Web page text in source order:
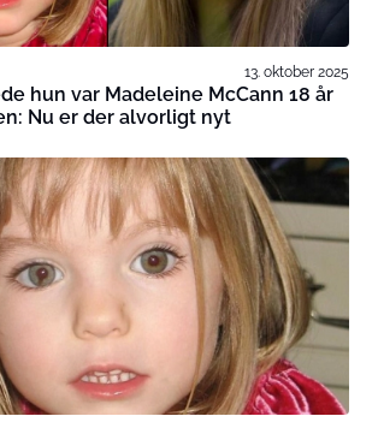
13. oktober 2025
hun var Madeleine McCann 18 år
Nu er der alvorligt nyt